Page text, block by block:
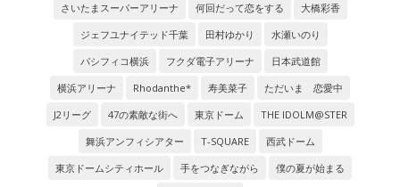
さいたまスーパーアリーナ
何回だって恋をする
大橋彩香
ジェフユナイテッド千葉
田村ゆかり
水瀬いのり
パシフィコ横浜
フクダ電子アリーナ
日本武道館
横浜アリーナ
Rhodanthe* 寿美菜子
ただいま 恋愛中
J2リーグ
47の素敵な街へ 東京ドーム
THE IDOLM@STER
舞浜アンフィシアター
T-SQUARE
西武ドーム
東京ドームシティホール
手をつなぎながら
僕の夏が始まる